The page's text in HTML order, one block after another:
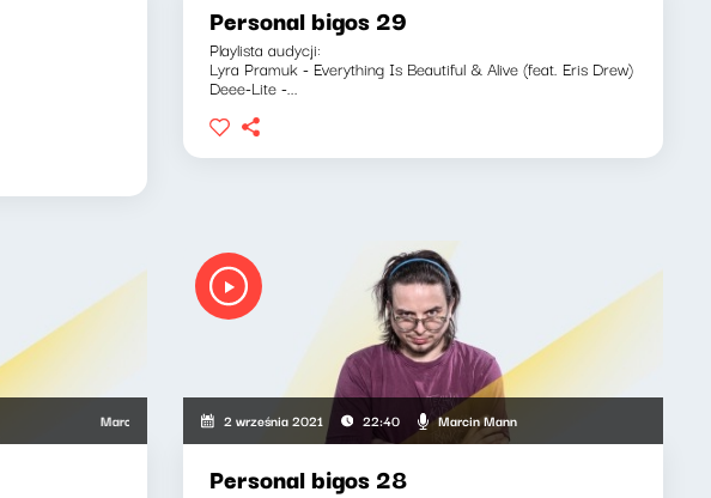
Personal bigos 29
Playlista audycji:
Lyra Pramuk - Everything Is Beautiful & Alive (feat. Eris Drew)
Deee-Lite -...
Marcin Mann, Joanna Kołaczkowska
2 września 2021 22:40 Marcin Mann
Personal bigos 28